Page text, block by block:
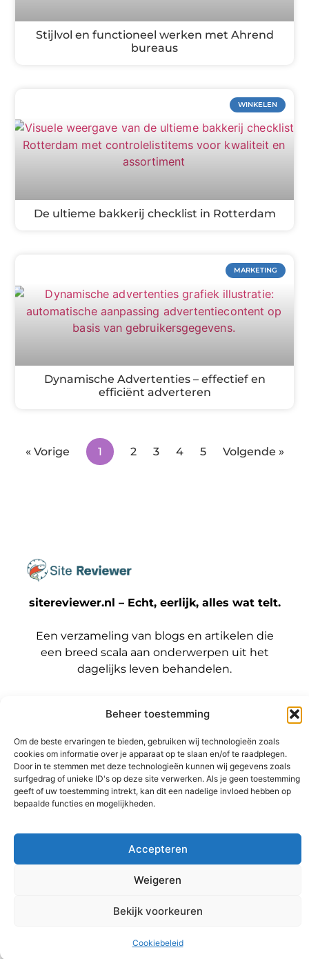
Beheer toestemming
Om de beste ervaringen te bieden, gebruiken wij technologieën zoals
cookies om informatie over je apparaat op te slaan en/of te raadplegen.
Door in te stemmen met deze technologieën kunnen wij gegevens zoals
surfgedrag of unieke ID's op deze site verwerken. Als je geen toestemming
geeft of uw toestemming intrekt, kan dit een nadelige invloed hebben op
bepaalde functies en mogelijkheden.
Accepteren
Weigeren
Bekijk voorkeuren
Cookiebeleid
Stijlvol en functioneel werken met Ahrend
bureaus
WINKELEN
De ultieme bakkerij checklist in Rotterdam
MARKETING
Dynamische Advertenties – effectief en
efficiënt adverteren
« Vorige 1 2 3 4 5 Volgende »
sitereviewer.nl – Echt, eerlijk, alles wat telt.
Een verzameling van blogs en artikelen die
een breed scala aan onderwerpen uit het
dagelijks leven behandelen.
Bericht categorie
@2025 www.sitereviewer.nl. All Right Reserved.